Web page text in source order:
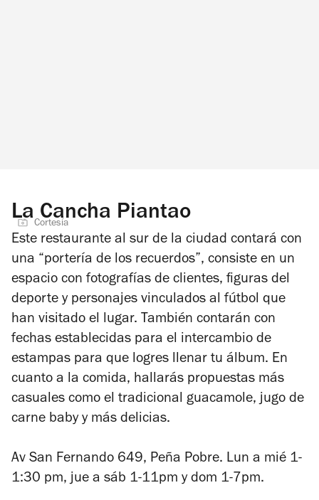
La Cancha Piantao
Cortesía
Este restaurante al sur de la ciudad contará con
una “portería de los recuerdos”, consiste en un
espacio con fotografías de clientes, figuras del
deporte y personajes vinculados al fútbol que
han visitado el lugar. También contarán con
fechas establecidas para el intercambio de
estampas para que logres llenar tu álbum. En
cuanto a la comida, hallarás propuestas más
casuales como el tradicional guacamole, jugo de
carne baby y más delicias.
Av San Fernando 649, Peña Pobre. Lun a mié 1-
1:30 pm, jue a sáb 1-11pm y dom 1-7pm.